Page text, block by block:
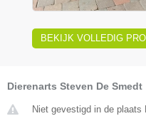
BEKIJK VOLLEDIG
Dierenarts Steven De Smedt
Niet gevestigd in de